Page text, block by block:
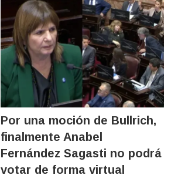
Por una moción de Bullrich,
finalmente Anabel
Fernández Sagasti no podrá
votar de forma virtual